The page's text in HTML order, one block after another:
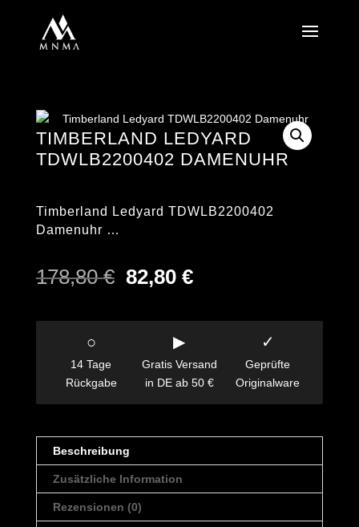
TIMBERLAND LEDYARD
TDWLB2200402 DAMENUHR
Timberland Ledyard TDWLB2200402
Damenuhr …
178,80€ Ursprünglicher
Preis
178,80 €
82,80 €Aktueller
○
14 Tage
Rückgabe
▶
Gratis Versand
in DE ab 50 €
✓
Geprüfte
Originalware
Beschreibung
Zusätzliche Information
Rezensionen (0)